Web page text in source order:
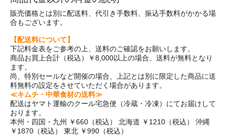
販売価格とは別に配送料、代引き手数料、振込手数料がかかる場
合もございます。
【配送料について】
下記料金表をご参考の上、送料のご確認をお願いします。
商品お買上合計（税込）￥8,000以上の場合、送料が無料となり
ます。
尚、特別セールなど開催の場合、上記とは別に限定した商品に送
料無料の設定をさせていただく場合があります。
≪キムチ・中華食材の送料≫
配送はヤマト運輸のクール宅急便（冷蔵・冷凍）にてお届けして
おります。
本州・四国・九州 ￥660（税込） 北海道 ￥1210（税込） 沖縄
￥1870（税込） 東北 ￥990（税込）